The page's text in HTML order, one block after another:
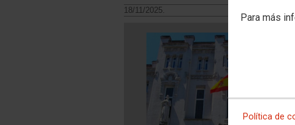
Para más
Política de
18/11/2025.